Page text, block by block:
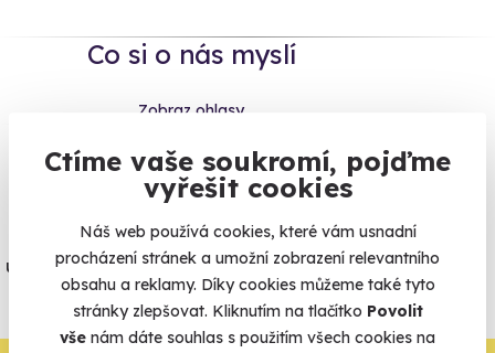
Ctíme vaše soukromí, pojďme
vyřešit cookies
Náš web používá cookies, které vám usnadní
procházení stránek a umožní zobrazení relevantního
obsahu a reklamy. Díky cookies můžeme také tyto
stránky zlepšovat. Kliknutím na tlačítko Povolit
vše nám dáte souhlas s použitím všech cookies na
Co si o nás myslí
Zobraz ohlasy
Vše umíme pojistit
Jeden nikdy neví. Máme nejvyšší
úrazové pojištění z nabídky zážitkových
agentur.
Vše o pojištění